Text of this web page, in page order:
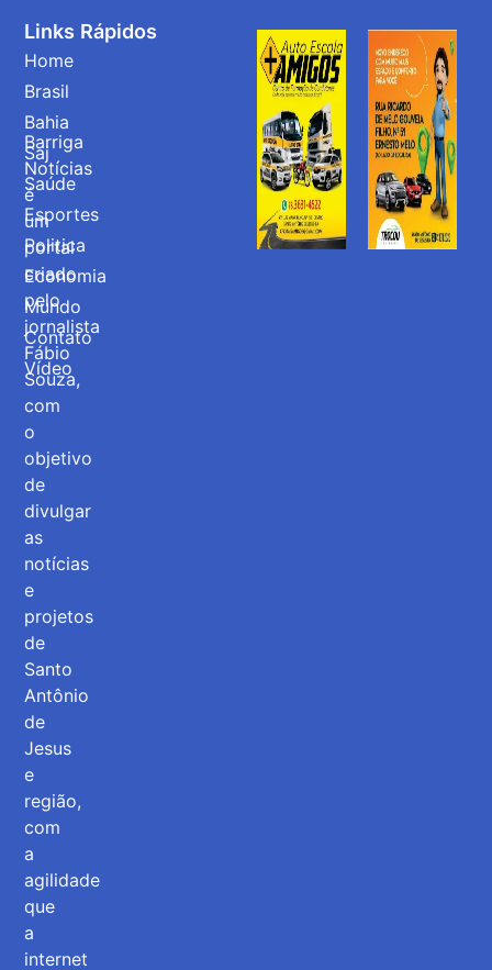
Barriga
Notícias
é
um
portal
criado
pelo
jornalista
Fábio
Souza,
com
o
objetivo
de
divulgar
as
notícias
e
projetos
de
Santo
Antônio
de
Jesus
e
região,
com
a
agilidade
que
a
internet
Links Rápidos
Home
Brasil
Bahia
Saj
Saúde
Esportes
Politica
Economia
Mundo
Contato
Vídeo